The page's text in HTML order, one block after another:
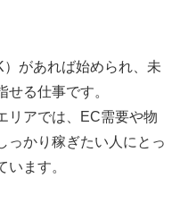
があれば始められ、未
る仕事です。
リアでは、EC需要や物
っかり稼ぎたい人にとっ
ます。